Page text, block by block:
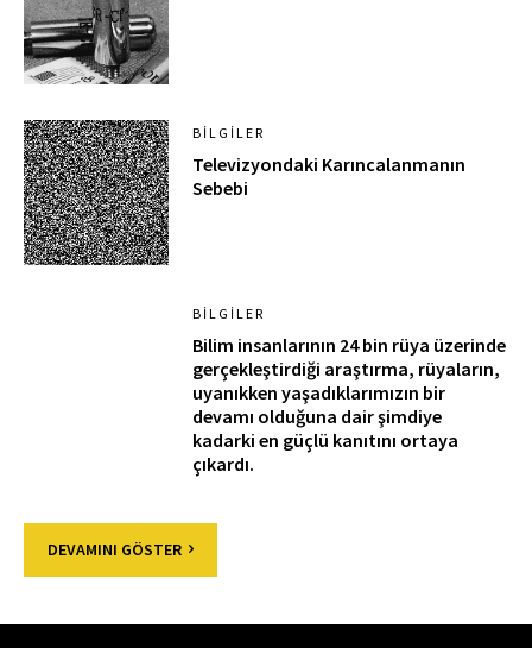
BILGILER
Televizyondaki Karıncalanmanın
Sebebi
BILGILER
Bilim insanlarının 24 bin rüya üzerinde
gerçekleştirdiği araştırma, rüyaların,
uyanıkken yaşadıklarımızın bir
devamı olduğuna dair şimdiye
kadarki en güçlü kanıtını ortaya
çıkardı.
DEVAMINI GÖSTER